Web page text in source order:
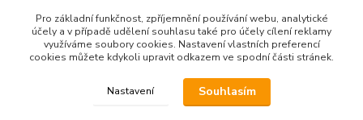
co Vás zajímá.
Pro základní funkčnost, zpříjemnění používání webu, analytické
účely a v případě udělení souhlasu také pro účely cílení reklamy
využíváme soubory cookies. Nastavení vlastních preferencí
cookies můžete kdykoli upravit odkazem ve spodní části stránek.
Nastavení Souhlasím